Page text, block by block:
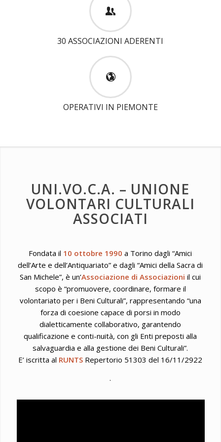
30 ASSOCIAZIONI ADERENTI
OPERATIVI IN PIEMONTE
UNI.VO.C.A. – UNIONE
VOLONTARI CULTURALI
ASSOCIATI
Fondata il 10 ottobre 1990 a Torino dagli “Amici
dell’Arte e dell’Antiquariato” e dagli “Amici della Sacra di
San Michele”, è un’Associazione di Associazioni il cui
scopo è “promuovere, coordinare, formare il
volontariato per i Beni Culturali”, rappresentando “una
forza di coesione capace di porsi in modo
dialetticamente collaborativo, garantendo
qualificazione e conti-nuità, con gli Enti preposti alla
salvaguardia e alla gestione dei Beni Culturali”.
E’ iscritta al RUNTS Repertorio 51303 del 16/11/2922
.